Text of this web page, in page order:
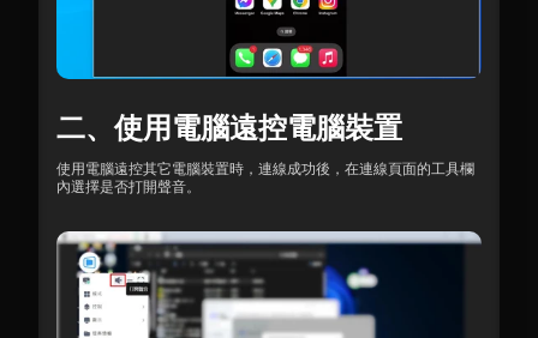
二、使用電腦遠控電腦裝置
使用電腦遠控其它電腦裝置時，連線成功後，在連線頁面的工具欄
內選擇是否打開聲音。